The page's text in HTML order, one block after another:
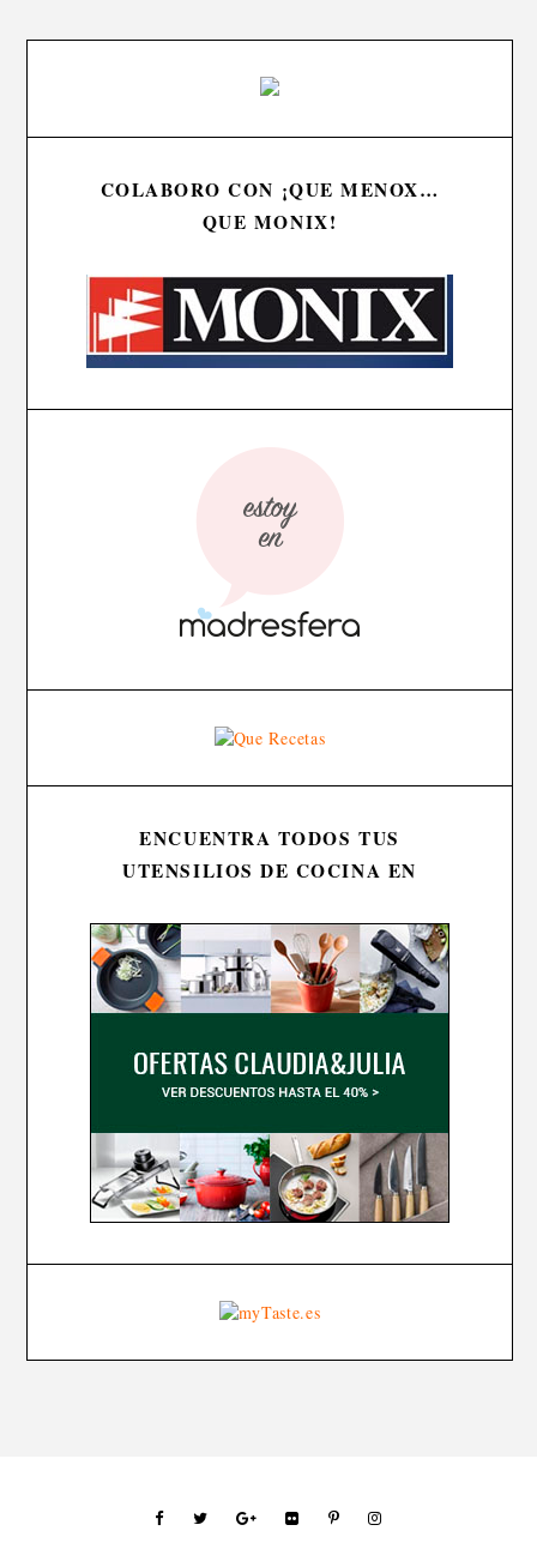
COLABORO CON ¡QUE MENOX…
QUE MONIX!
ENCUENTRA TODOS TUS
UTENSILIOS DE COCINA EN